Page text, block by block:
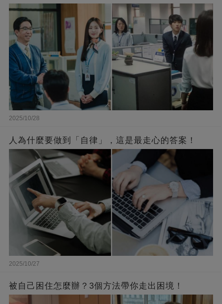
2025/10/28
人為什麼要做到「自律」，這是最走心的答案！
2025/10/27
被自己困住怎麼辦？3個方法帶你走出困境！